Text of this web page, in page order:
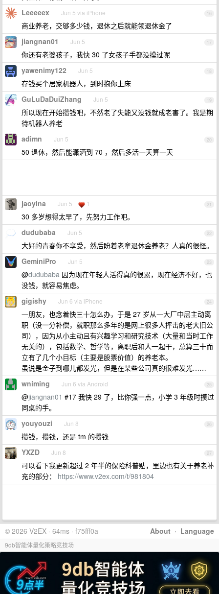
16
Leeeeex Jun 5 via iPhone
商业养老，交够多少钱，退休之后就能领退休金了
17
jiangnan01 Jun 5
你还有老婆孩子，我快 30 了女孩子手都没摸过呢
18
yawenimy122 Jun 5
存钱买个居家机器人，到时抱你上床
19
GuLuDaDuiZhang Jun 5
所以现在开始攒钱吧，不然老了失能又没钱就成老害了。我是期
待机器人养老
20
adimn Jun 5
50 退休，然后能潇洒到 70 ，然后多活一天算一天
21
jaoyina Jun 5 1
30 多岁想得太早了，先努力工作吧。
22
dudubaba Jun 5
大好的青春你不享受，然后盼着老拿退休金养老？人真的很怪。
23
GeminiPro Jun 5
@dudubaba 因为现在年轻人活得真的很累，现在经济不好，也
没钱，就容易焦虑。
24
gigishy Jun 6 via iPhone
一朋友，也念着快三十怎么办，于是 27 岁从一大厂中层主动离
职（没一分补偿，就职那么多年的是网上很多人抨击的老大旧公
司），因为从小主动且有兴趣学习和研究技术（大量和当时工作
无关的），包括数学、哲学等，离职后和人一起干，总算三十而
立有了几个小目标（主要是股票价值）的养老本。
虽说是金子到哪儿都发光，但是在某些公司真的很难发光……
25
wniming Jun 6 via Android
@jiangnan01 #17 我快 29 了，比你强一点，小学 3 年级时摸过
同桌的手。
26
youyouzi Jun 8
攒钱，攒钱，还是 tm 的攒钱
27
YXZD Jun 8
可以看下我更新超过 2 年半的保险科普贴，里边也有关于养老补
充的部分： https://www.v2ex.com/t/981804
About · Language
© 2026 V2EX · 64ms · f75fff0a
9db智能体量化策略竞技场